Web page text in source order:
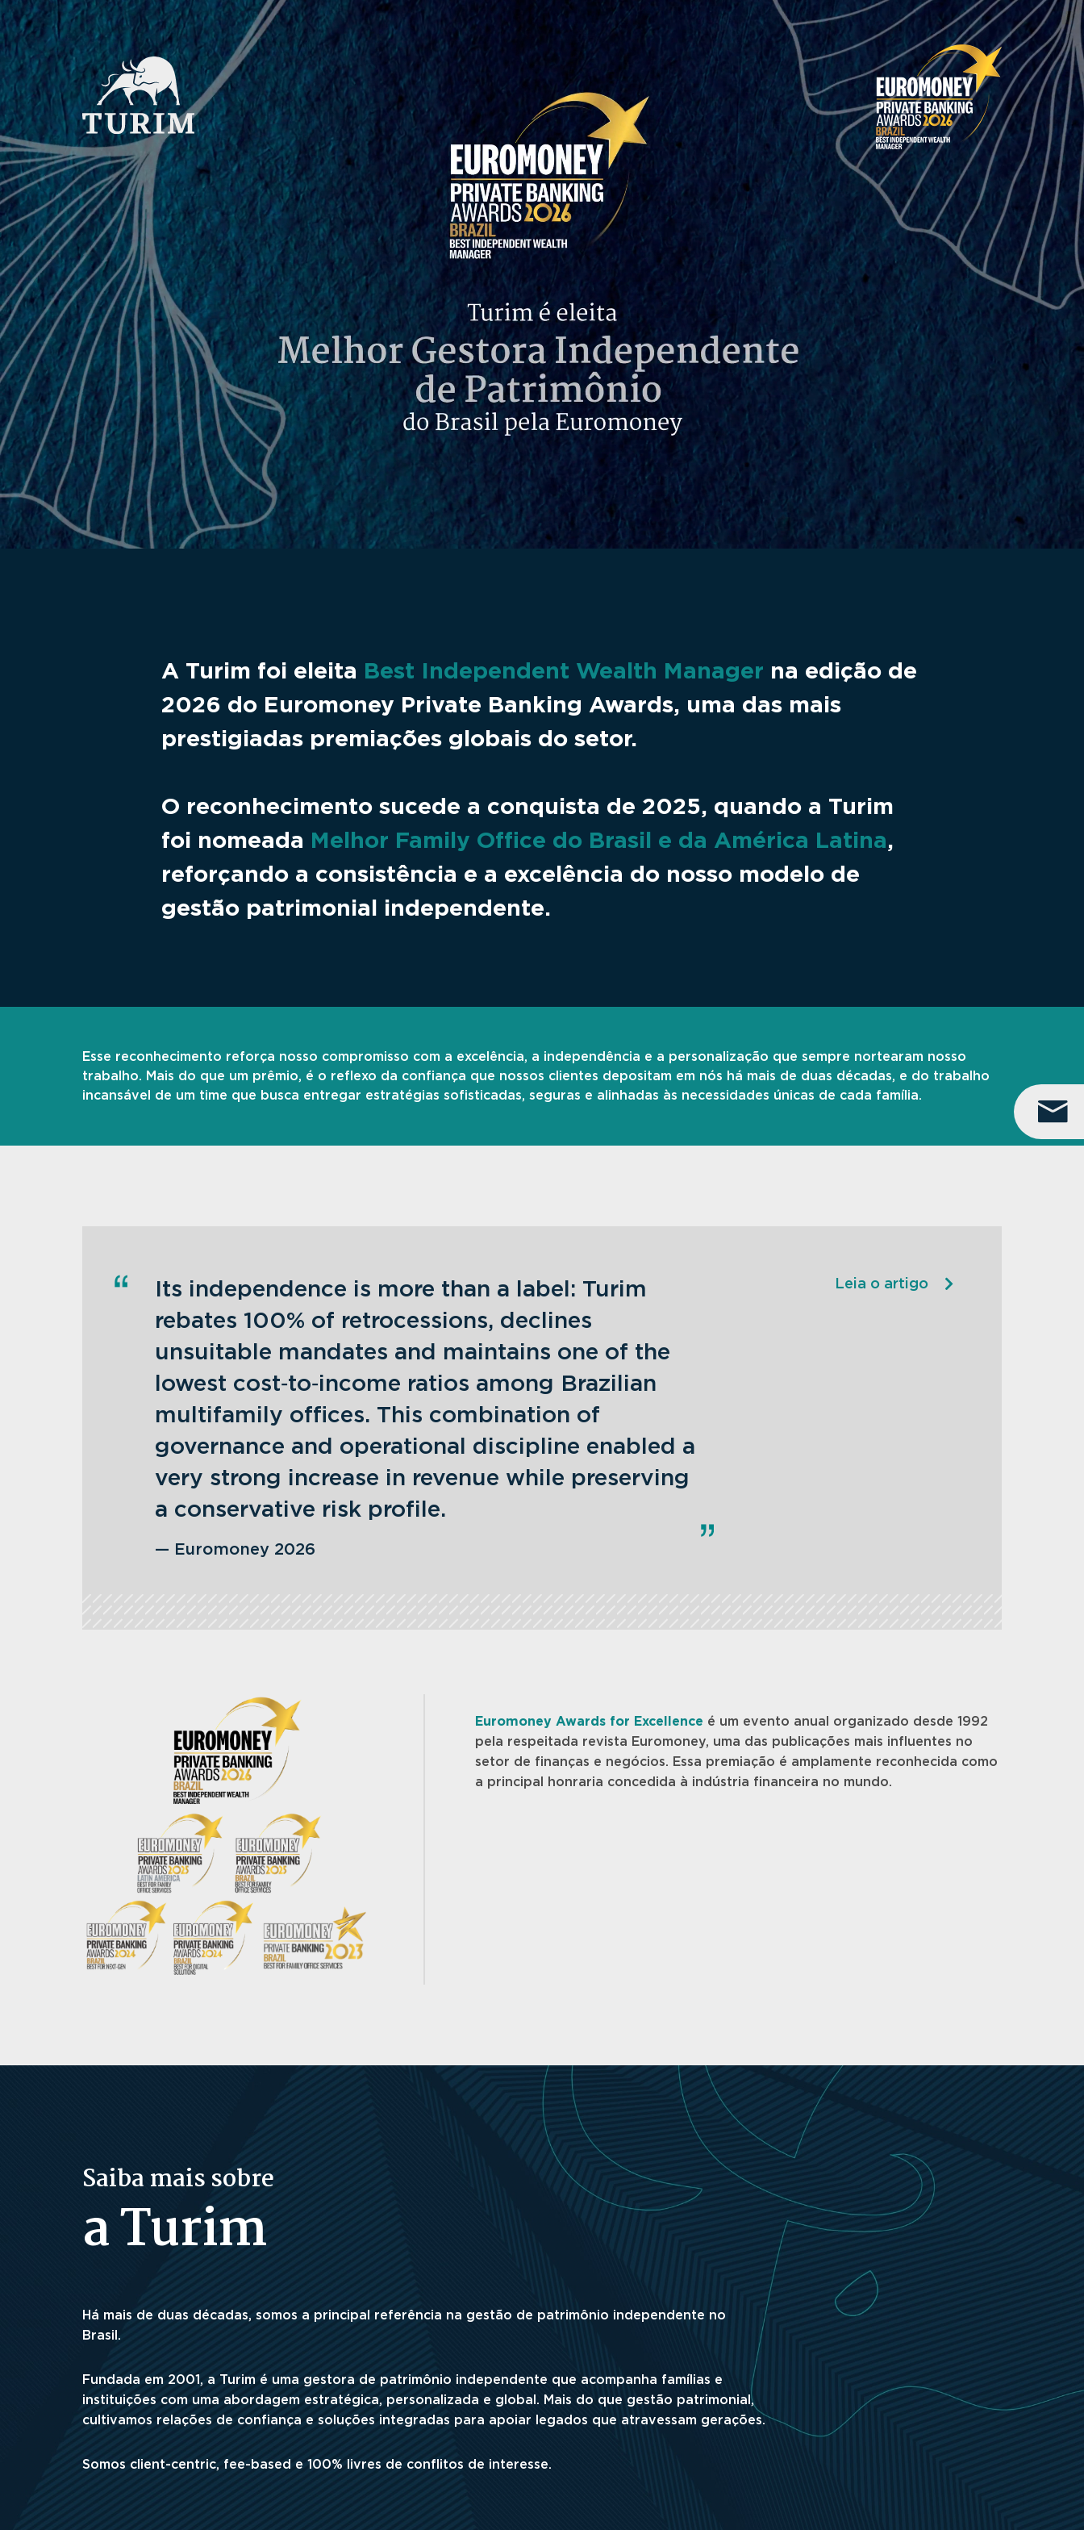
A Turim foi eleita Best Independent Wealth Manager na edição de
2026 do Euromoney Private Banking Awards, uma das mais
prestigiadas premiações globais do setor.
O reconhecimento sucede a conquista de 2025, quando a Turim
foi nomeada Melhor Family Office do Brasil e da América Latina,
reforçando a consistência e a excelência do nosso modelo de
gestão patrimonial independente.
Esse reconhecimento reforça nosso compromisso com a excelência, a independência e a personalização que sempre nortearam nosso
trabalho. Mais do que um prêmio, é o reflexo da confiança que nossos clientes depositam em nós há mais de duas décadas, e do trabalho
incansável de um time que busca entregar estratégias sofisticadas, seguras e alinhadas às necessidades únicas de cada família.
Its independence is more than a label: Turim
rebates 100% of retrocessions, declines
unsuitable mandates and maintains one of the
lowest cost‑to‑income ratios among Brazilian
multifamily offices. This combination of
governance and operational discipline enabled a
very strong increase in revenue while preserving
a conservative risk profile.
— Euromoney 2026
Leia o artigo
Euromoney Awards for Excellence é um evento anual organizado desde 1992
pela respeitada revista Euromoney, uma das publicações mais influentes no
setor de finanças e negócios. Essa premiação é amplamente reconhecida como
a principal honraria concedida à indústria financeira no mundo.
Saiba mais sobre
aTurim
Há mais de duas décadas, somos a principal referência na gestão de patrimônio independente no
Brasil.
Fundada em 2001, a Turim é uma gestora de patrimônio independente que acompanha famílias e
instituições com uma abordagem estratégica, personalizada e global. Mais do que gestão patrimonial,
cultivamos relações de confiança e soluções integradas para apoiar legados que atravessam gerações.
Somos client-centric, fee-based e 100% livres de conflitos de interesse.